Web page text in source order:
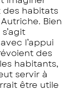
des habitats
Bien
l’appui
des
habitants,
servir à
être utile